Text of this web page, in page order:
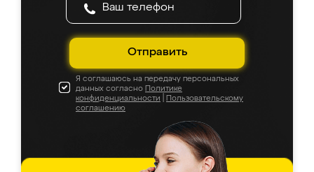
Отправить
Я соглашаюсь на передачу персональных
данных согласно Политике
конфиденциальности
Пользовательскому
соглашению